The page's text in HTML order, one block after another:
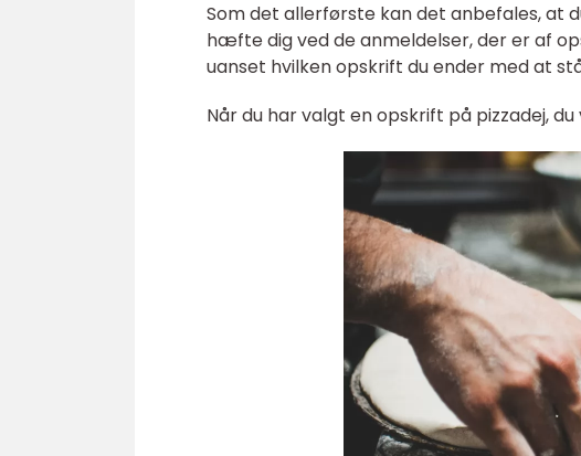
Som det allerførste kan det anbefales, at
hæfte dig ved de anmeldelser, der er af
uanset hvilken opskrift du ender med at
Når du har valgt en opskrift på pizzadej,